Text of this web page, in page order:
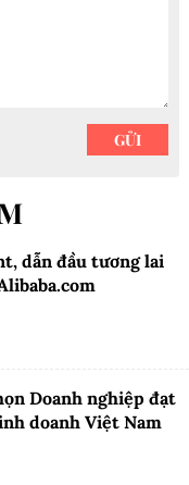
dẫn đầu tương lai
Doanh nghiệp đạt
doanh Việt Nam